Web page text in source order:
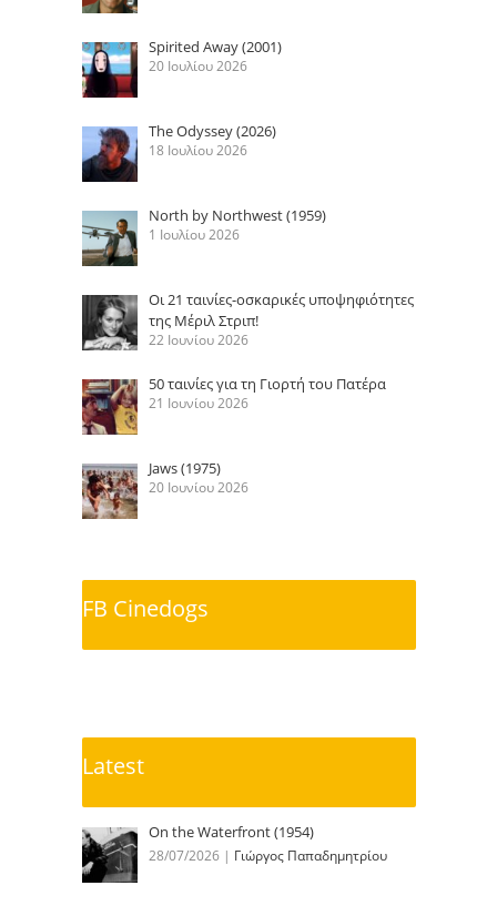
Spirited Away (2001)
20 Ιουλίου 2026
The Odyssey (2026)
18 Ιουλίου 2026
North by Northwest (1959)
1 Ιουλίου 2026
Οι 21 ταινίες-οσκαρικές υποψηφιότητες
της Μέριλ Στριπ!
22 Ιουνίου 2026
50 ταινίες για τη Γιορτή του Πατέρα
21 Ιουνίου 2026
Jaws (1975)
20 Ιουνίου 2026
FB Cinedogs
Latest
On the Waterfront (1954)
28/07/2026 | Γιώργος Παπαδημητρίου